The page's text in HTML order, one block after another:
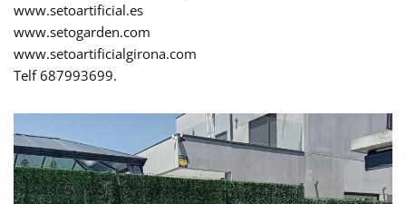
www.setoartificial.es
www.setogarden.com
www.setoartificialgirona.com
Telf 687993699.